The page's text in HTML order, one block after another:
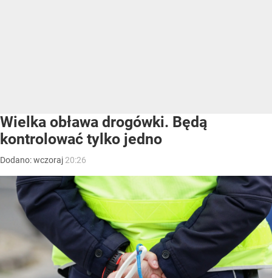
Wielka obława drogówki. Będą
kontrolować tylko jedno
Dodano:wczoraj 20:26